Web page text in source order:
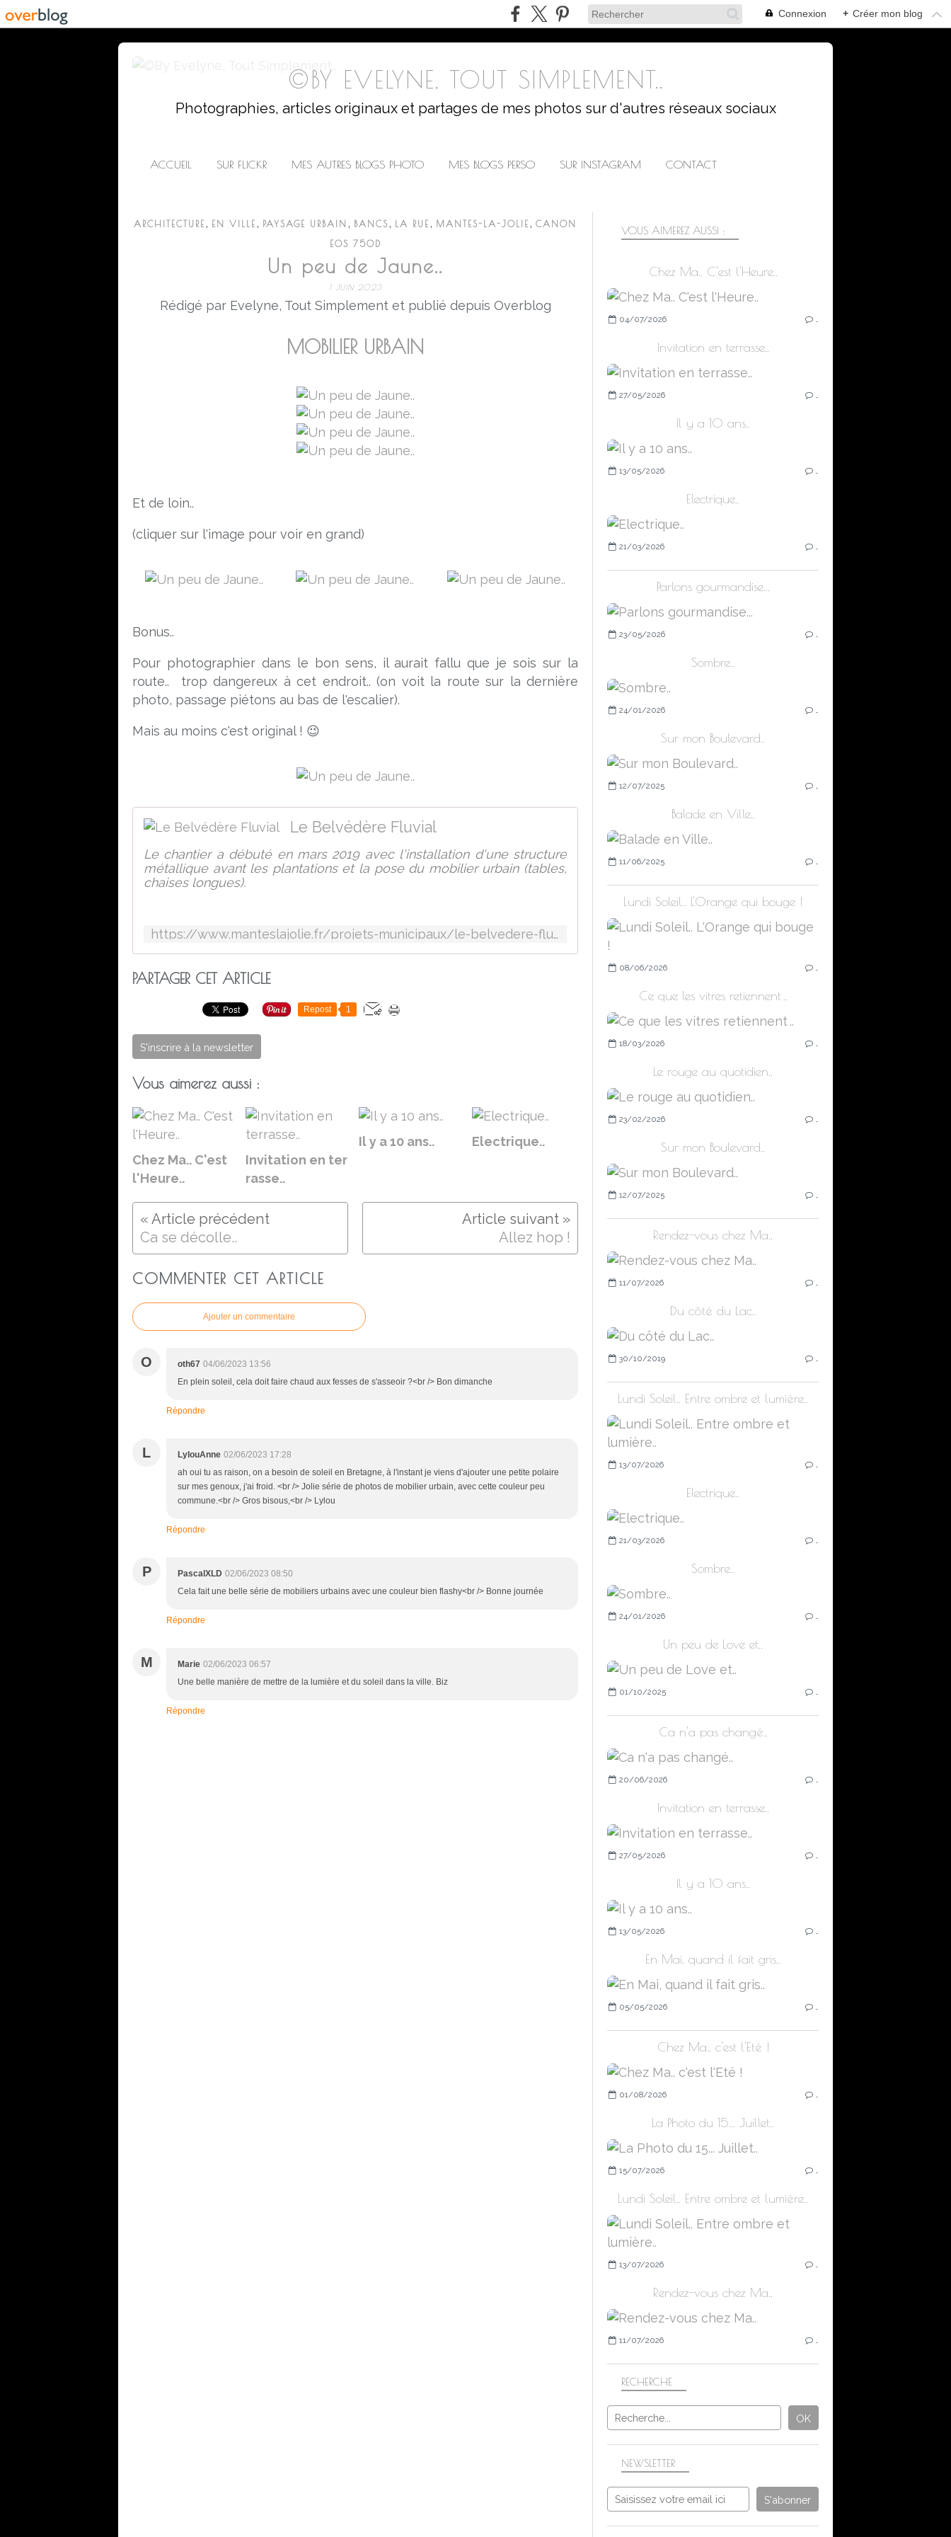
Connexion + Créer mon blog
©BY EVELYNE, TOUT SIMPLEMENT..
Photographies, articles originaux et partages de mes photos sur d'autres réseaux sociaux
ACCUEIL SUR FLICKR MES AUTRES BLOGS PHOTO MES BLOGS PERSO SUR INSTAGRAM CONTACT
ARCHITECTURE , EN VILLE , PAYSAGE URBAIN , BANCS , LA RUE , MANTES-LA-JOLIE , CANON
EOS 750D
Un peu de Jaune..
1 JUIN 2023
Rédigé par Evelyne, Tout Simplement et publié depuis Overblog
MOBILIER URBAIN
Et de loin..
(cliquer sur l'image pour voir en grand)
Bonus..
Pour photographier dans le bon sens, il aurait fallu que je sois sur la
route.. trop dangereux à cet endroit.. (on voit la route sur la dernière
photo, passage piétons au bas de l'escalier).
Mais au moins c'est original ! 😉
Le Belvédère Fluvial
Le chantier a débuté en mars 2019 avec l'installation d'une structure
métallique avant les plantations et la pose du mobilier urbain (tables,
chaises longues).
https://www.manteslajolie.fr/projets-municipaux/le-belvedere-fluvial
PARTAGER CET ARTICLE
Repost 1
S'inscrire à la newsletter
Vous aimerez aussi :
Chez Ma.. C'est
l'Heure..
Invitation en ter
rasse..
Il y a 10 ans.. Electrique..
Ca se décolle.. Allez hop !
COMMENTER CET ARTICLE
Ajouter un commentaire
O oth67 04/06/2023 13:56
En plein soleil, cela doit faire chaud aux fesses de s'asseoir ?<br /> Bon dimanche
Répondre
L LylouAnne 02/06/2023 17:28
ah oui tu as raison, on a besoin de soleil en Bretagne, à l'instant je viens d'ajouter une petite polaire
sur mes genoux, j'ai froid. <br /> Jolie série de photos de mobilier urbain, avec cette couleur peu
commune.<br /> Gros bisous,<br /> Lylou
Répondre
P PascalXLD 02/06/2023 08:50
Cela fait une belle série de mobiliers urbains avec une couleur bien flashy<br /> Bonne journée
Répondre
M Marie 02/06/2023 06:57
Une belle manière de mettre de la lumière et du soleil dans la ville. Biz
Répondre
NEWSLETTER
RECHERCHE
VOUS AIMEREZ AUSSI :
Chez Ma.. C'est l'Heure..
04/07/2026
Invitation en terrasse..
27/05/2026
Il y a 10 ans..
13/05/2026
Electrique..
21/03/2026
Parlons gourmandise...
23/05/2026
Sombre..
24/01/2026
Sur mon Boulevard..
12/07/2025
Balade en Ville..
11/06/2025
Lundi Soleil.. L'Orange qui bouge !
08/06/2026
Ce que les vitres retiennent ..
18/03/2026
Le rouge au quotidien..
23/02/2026
Sur mon Boulevard..
12/07/2025
Rendez-vous chez Ma..
11/07/2026
Du côté du Lac..
30/10/2019
Lundi Soleil.. Entre ombre et lumière..
13/07/2026
Electrique..
21/03/2026
Sombre..
24/01/2026
Un peu de Love et..
01/10/2025
Ca n'a pas changé..
20/06/2026
Invitation en terrasse..
27/05/2026
Il y a 10 ans..
13/05/2026
En Mai, quand il fait gris..
05/05/2026
Chez Ma.. c'est l'Eté !
01/08/2026
La Photo du 15... Juillet..
15/07/2026
Lundi Soleil.. Entre ombre et lumière..
13/07/2026
Rendez-vous chez Ma..
11/07/2026